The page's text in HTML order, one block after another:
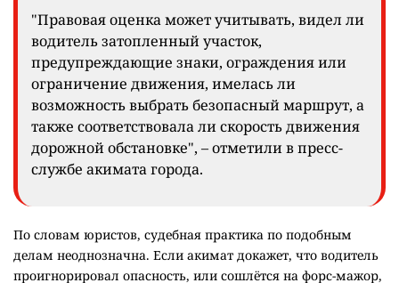
"Правовая оценка может учитывать, видел ли
водитель затопленный участок,
предупреждающие знаки, ограждения или
ограничение движения, имелась ли
возможность выбрать безопасный маршрут, а
также соответствовала ли скорость движения
дорожной обстановке", – отметили в пресс-
службе акимата города.
По словам юристов, судебная практика по подобным
делам неоднозначна. Если акимат докажет, что водитель
проигнорировал опасность, или сошлётся на форс-мажор,